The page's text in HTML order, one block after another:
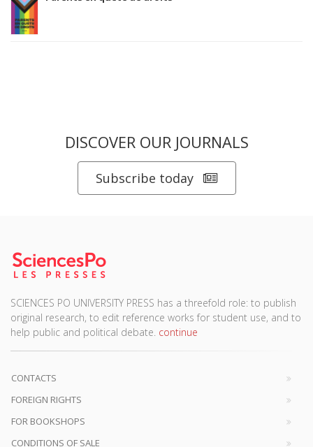
DISCOVER OUR JOURNALS
Subscribe today
SCIENCES PO UNIVERSITY PRESS has a threefold role: to publish
original research, to edit reference works for student use, and to
help public and political debate. continue
CONTACTS
FOREIGN RIGHTS
FOR BOOKSHOPS
CONDITIONS OF SALE